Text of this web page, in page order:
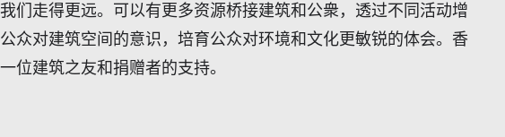
们走得更远。可以有更多资源桥接建筑和公衆，透过不同活动增
众对建筑空间的意识，培育公众对环境和文化更敏锐的体会。香
位建筑之友和捐赠者的支持。